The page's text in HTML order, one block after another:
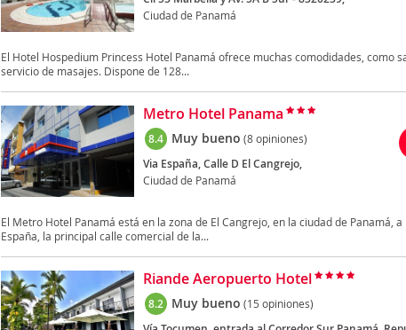
Ciudad de Panamá
El Hotel Hospedium Princess Hotel Panamá ofrece muchas comodidades, como
servicio de masajes. Dispone de 128...
Metro Hotel Panama
8.4 Muy bueno (8 opiniones)
Via España, Calle D El Cangrejo,
Ciudad de Panamá
El Metro Hotel Panamá está en la zona de El Cangrejo, en la ciudad de Panamá, a
España, la principal calle comercial de la...
Riande Aeropuerto Hotel
8.2 Muy bueno (15 opiniones)